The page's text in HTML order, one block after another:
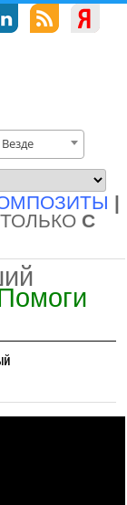
Везде
|
С